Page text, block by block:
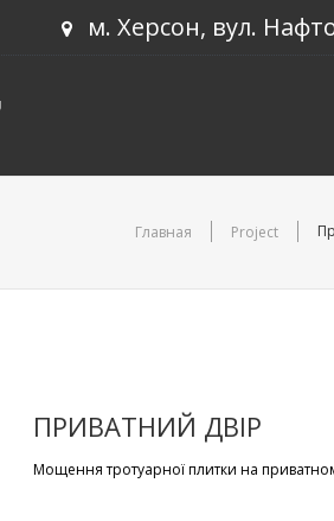
м. Херсон, вул.
Главная Project
ПРИВАТНИЙ ДВІР
Мощення тротуарної плитки на